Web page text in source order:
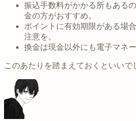
振込手数料がかかる所もある
金の方がおすすめ。
ポイントに有効期限がある場
注意を。
換金は現金以外にも電子マネ
このあたりを踏まえておくといいで